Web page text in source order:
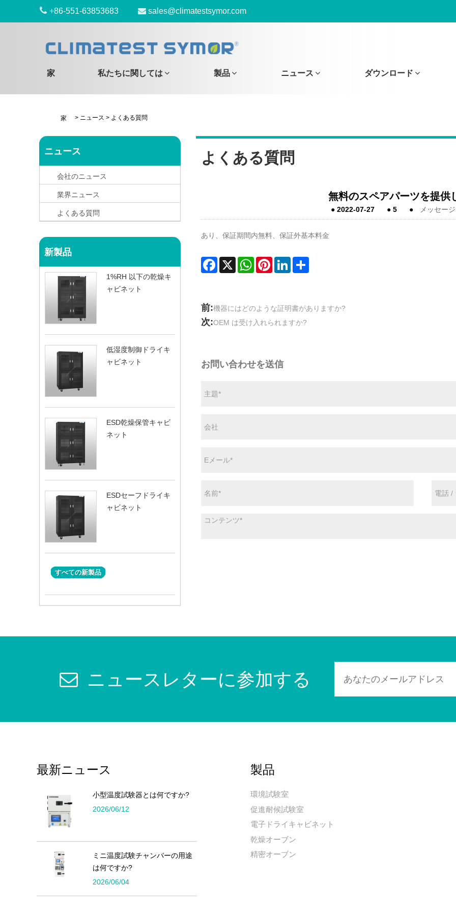
+86-551-63853683 sales@climatestsymor.com
家 私たちに関しては 製品 ニュース ダウンロード
家 > ニュース > よくある質問
ニュース
会社のニュース
業界ニュース
よくある質問
新製品
1%RH 以下の乾燥キ
ャビネット
低湿度制御ドライキ
ャビネット
ESD乾燥保管キャビ
ネット
ESDセーフドライキ
ャビネット
すべての新製品
よくある質問
無料のスペアパーツを提供
●2022-07-27 ●5 ● メッセー
あり、保証期間内無料、保証外基本料金
Facebook
X WhatsAppPinterestLinkedInShare
前:機器にはどのような証明書がありますか?
次:OEM は受け入れられますか?
お問い合わせを送信
ニュースレターに参加する
最新ニュース
小型温度試験器とは何ですか?
2026/06/12
ミニ温度試験チャンバーの用途
は何ですか?
2026/06/04
製品
環境試験室
促進耐候試験室
電子ドライキャビネット
乾燥オーブン
精密オーブン